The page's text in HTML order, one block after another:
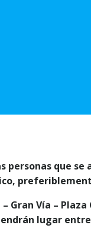
que
Gran Vía – Plaza
lugar entre